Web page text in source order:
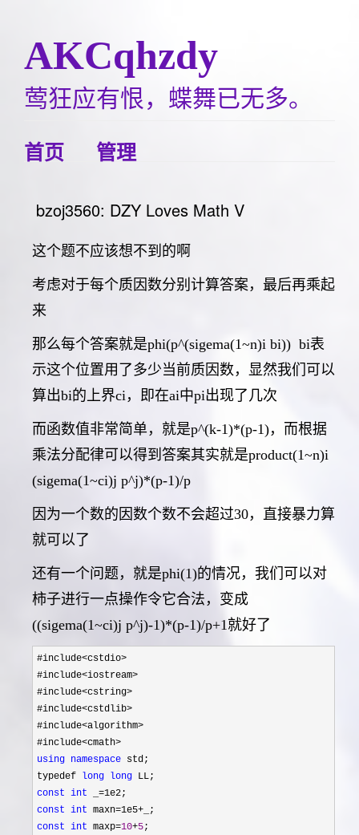
AKCqhzdy
莺狂应有恨，蝶舞已无多。
首页 管理
bzoj3560: DZY Loves Math V
这个题不应该想不到的啊
考虑对于每个质因数分别计算答案，最后再乘起
来
那么每个答案就是phi(p^(sigema(1~n)i bi)) bi表
示这个位置用了多少当前质因数，显然我们可以
算出bi的上界ci，即在ai中pi出现了几次
而函数值非常简单，就是p^(k-1)*(p-1)，而根据
乘法分配律可以得到答案其实就是product(1~n)i
(sigema(1~ci)j p^j)*(p-1)/p
因为一个数的因数个数不会超过30，直接暴力算
就可以了
还有一个问题，就是phi(1)的情况，我们可以对
柿子进行一点操作令它合法，变成
((sigema(1~ci)j p^j)-1)*(p-1)/p+1就好了
#include<cstdio>
#include<iostream>
#include<cstring>
#include<cstdlib>
#include<algorithm>
#include
using namespace std;
typedef
long long
const int _=
const int maxn=1e5+
const int maxp=10+5